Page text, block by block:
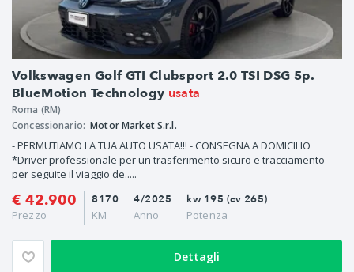
Volkswagen Golf GTI Clubsport 2.0 TSI DSG 5p.
BlueMotion Technology usata
Roma (RM)
Concessionario: Motor Market S.r.l.
- PERMUTIAMO LA TUA AUTO USATA!!! - CONSEGNA A DOMICILIO
*Driver professionale per un trasferimento sicuro e tracciamento
per seguite il viaggio de.....
€ 42.900
Prezzo
4/2025
Anno
8170
KM
kw 195 (cv 265)
Potenza
Dettagli